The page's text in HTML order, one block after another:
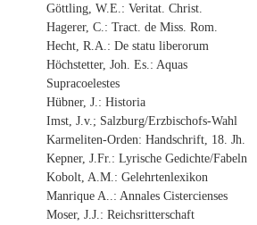
Göttling, W.E.: Veritat. Christ.
Hagerer, C.: Tract. de Miss. Rom.
Hecht, R.A.: De statu liberorum
Höchstetter, Joh. Es.: Aquas
Supracoelestes
Hübner, J.: Historia
Imst, J.v.; Salzburg/Erzbischofs-Wahl
Karmeliten-Orden: Handschrift, 18. Jh.
Kepner, J.Fr.: Lyrische Gedichte/Fabeln
Kobolt, A.M.: Gelehrtenlexikon
Manrique A..: Annales Cistercienses
Moser, J.J.: Reichsritterschaft